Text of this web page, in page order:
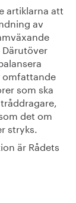
artiklarna att
av
omfattande
som ska
det om
stryks.
är Rådets